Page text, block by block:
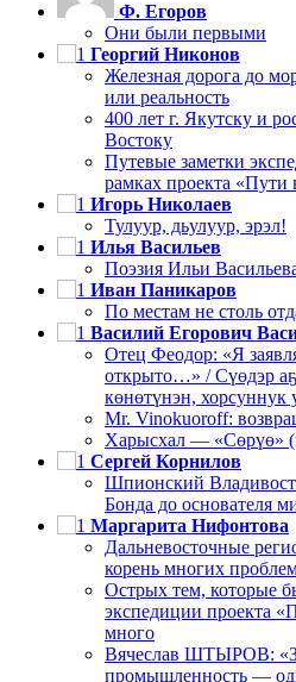
Ф. Егоров
Они были первыми
Георгий Никонов
Железная дорога до
или реальность
400 лет г. Якутску и
Востоку
Путевые заметки
рамках проекта
Игорь Николаев
Тулуур, дьулуур, эрэл!
Илья Васильев
Поэзия Ильи
Иван Паникаров
По местам не столь
Василий Егорович
Отец Феодор: «Я
открыто…» / Сүөдэр
көнөтүнэн,
Mr. Vinokuoroff:
Харысхал — «Сөрүө»
Сергей Корнилов
Шпионский
Бонда до основателя
Маргарита Нифонтова
Дальневосточные
корень многих
Острых тем, которые
экспедиции проекта
много
Вячеслав ШТЫРОВ:
промышленность —